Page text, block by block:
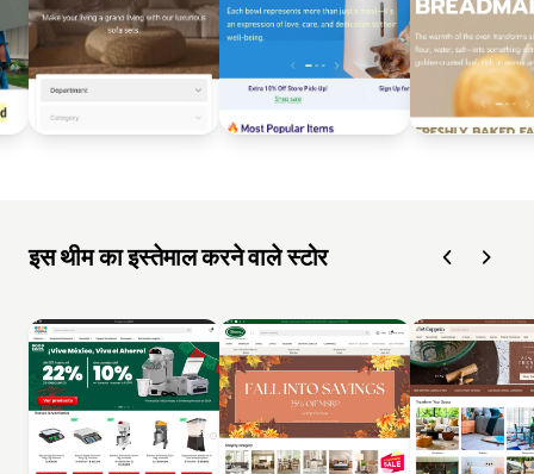
इस थीम का इस्तेमाल करने वाले स्टोर